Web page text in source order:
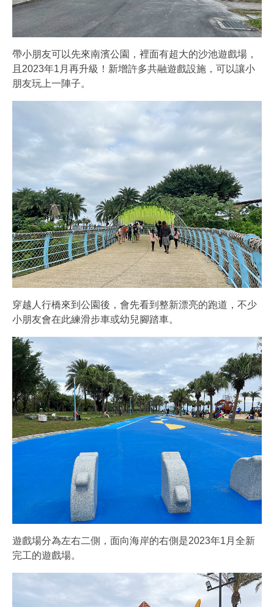
帶小朋友可以先來南濱公園，裡面有超大的沙池遊戲場，
且2023年1月再升級！新增許多共融遊戲設施，可以讓小
朋友玩上一陣子。
穿越人行橋來到公園後，會先看到整新漂亮的跑道，不少
小朋友會在此練滑步車或幼兒腳踏車。
遊戲場分為左右二側，面向海岸的右側是2023年1月全新
完工的遊戲場。